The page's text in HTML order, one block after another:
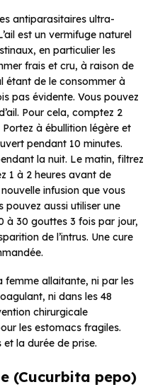
antiparasitaires ultra-
est un vermifuge naturel
en particulier les
frais et cru, à raison de
étant de le consommer à
pas évidente. Vous pouvez
Pour cela, comptez 2
Portez à ébullition légère et
pendant 10 minutes.
la nuit. Le matin, filtrez
1 à 2 heures avant de
infusion que vous
pouvez aussi utiliser une
à 30 gouttes 3 fois par jour,
de l’intrus. Une cure
femme allaitante, ni par les
ni dans les 48
chirurgicale
les estomacs fragiles.
la durée de prise.
(Cucurbita pepo)